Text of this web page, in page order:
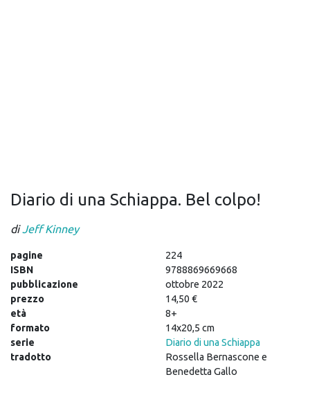
Diario di una Schiappa. Bel colpo!
diJeff Kinney
pagine
224
ISBN
9788869669668
pubblicazione
ottobre 2022
prezzo
14,50 €
età
8+
formato
14x20,5 cm
serie
Diario di una Schiappa
tradotto
Rossella Bernascone e
Benedetta Gallo